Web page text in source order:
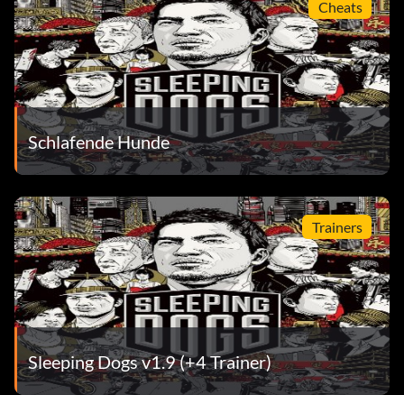
Cheats
Schlafende Hunde
Trainers
Sleeping Dogs v1.9 (+4 Trainer)